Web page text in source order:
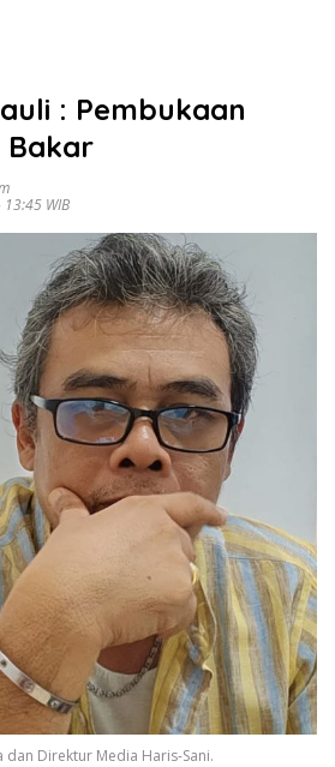
: Pembukaan
Bakar
WIB
Direktur Media Haris-Sani.